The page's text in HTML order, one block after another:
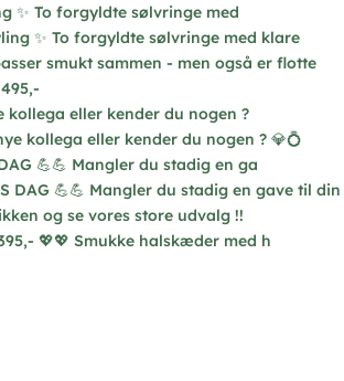
✨ To forgyldte sølvringe med
kollega eller kender du nogen ?
💪💪 Mangler du stadig en ga
💖💖 Smukke halskæder med h